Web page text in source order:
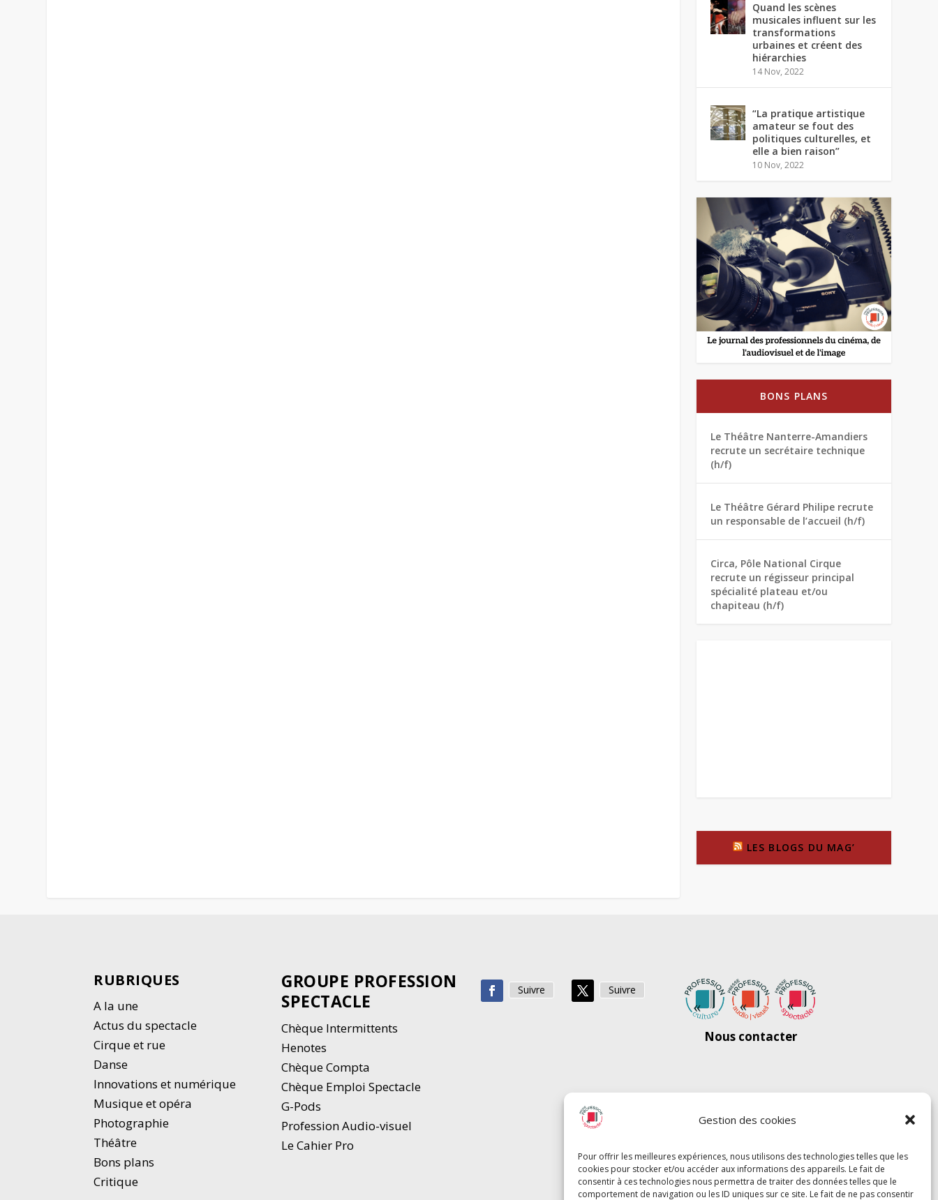
Gestion des cookies
Pour offrir les meilleures expériences, nous utilisons des technologies telles que les
cookies pour stocker et/ou accéder aux informations des appareils. Le fait de
consentir à ces technologies nous permettra de traiter des données telles que le
comportement de navigation ou les ID uniques sur ce site. Le fait de ne pas consentir
Quand les scènes
musicales influent sur les
transformations
urbaines et créent des
hiérarchies
14 Nov, 2022
“La pratique artistique
amateur se fout des
politiques culturelles, et
elle a bien raison”
10 Nov, 2022
BONS PLANS
Le Théâtre Nanterre-Amandiers
recrute un secrétaire technique
(h/f)
Le Théâtre Gérard Philipe recrute
un responsable de l’accueil (h/f)
Circa, Pôle National Cirque
recrute un régisseur principal
spécialité plateau et/ou
chapiteau (h/f)
LES BLOGS DU MAG’
RUBRIQUES
A la une
Actus du spectacle
Cirque et rue
Danse
Innovations et numérique
Musique et opéra
Photographie
Théâtre
Bons plans
Critique
GROUPE PROFESSION
SPECTACLE
Chèque Intermittents
Henotes
Chèque Compta
Chèque Emploi Spectacle
G-Pods
Profession Audio-visuel
Le Cahier Pro
Suivre Suivre
Nous contacter